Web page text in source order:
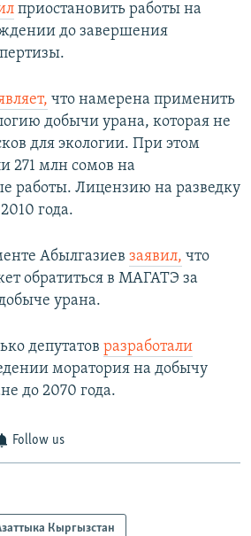
приостановить работы на
до завершения
что намерена применить
добычи урана, которая не
для экологии. При этом
271 млн сомов на
работы. Лицензию на разведку
года.
Абылгазиев заявил, что
обратиться в МАГАТЭ за
урана.
депутатов разработали
моратория на добычу
до 2070 года.
Follow us
Кыргызстан